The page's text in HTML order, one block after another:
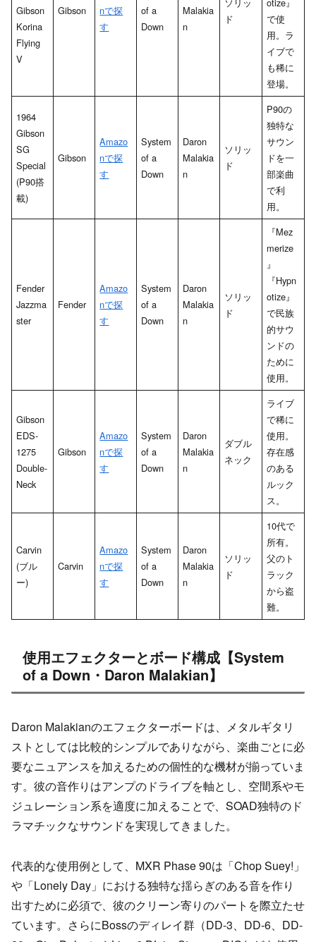
Gibson
Korina
Flying
V
Gibson
nで探
す
of a
Down
Malakia
n
ド
で使
用。ラ
イブで
も稀に
登場。
1964
Gibson
SG
Special
(P90搭
載)
Gibson
Amazo
nで探
す
System
of a
Down
Daron
Malakia
n
ソリッ
ド
P90の
独特な
サウン
ドを一
部楽曲
で利
用。
Fender
Jazzma
ster
Fender
Amazo
nで探
す
System
of a
Down
Daron
Malakia
n
ソリッ
ド
『Mez
merize
』
『Hypn
otize』
で民族
的サウ
ンドの
ために
使用。
Gibson
EDS-
1275
Double-
Neck
Gibson
Amazo
nで探
す
System
of a
Down
Daron
Malakia
n
ダブル
ネック
ライブ
で稀に
使用。
存在感
のある
ルック
ス。
Carvin
(ブル
ー)
Carvin
Amazo
nで探
す
System
of a
Down
Daron
Malakia
n
ソリッ
ド
10代で
所有。
父のト
ラック
から盗
難。
使用エフェクターとボード構成【System
of a Down・Daron Malakian】
Daron Malakianのエフェクターボードは、メタルギタリ
ストとしては比較的シンプルでありながら、楽曲ごとに必
要なニュアンスを加えるための個性的な機材が揃っていま
す。彼の音作りはアンプのドライブを軸とし、空間系やモ
ジュレーション系を適度に加えることで、SOAD独特のド
ラマチックなサウンドを実現してきました。
代表的な使用例として、MXR Phase 90は「Chop Suey!」
や「Lonely Day」における独特な揺らぎのある音を作り
出すために必須で、彼のクリーン寄りのパートを際立たせ
ています。さらにBossのディレイ群（DD-3、DD-6、DD-